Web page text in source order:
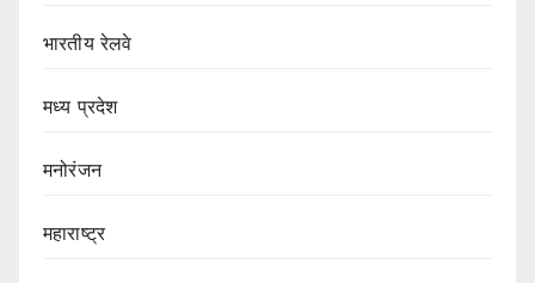
भारतीय रेलवे
मध्य प्रदेश
मनोरंजन
महाराष्ट्र